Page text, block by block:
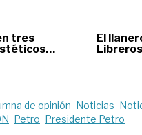
tres
El
de opinión Noticias
Petro Presidente Petro